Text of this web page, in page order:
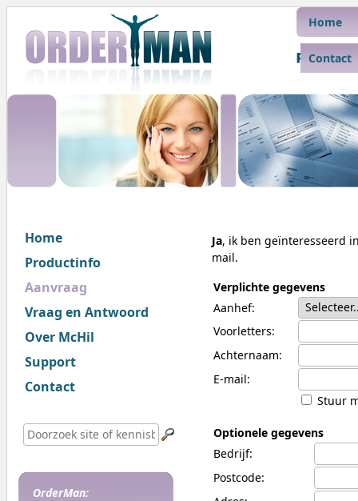
Home
Contact
Home
Productinfo
Aanvraag
Vraag en Antwoord
Over McHil
Support
Contact
OrderMan:
Ja, ik ben geïnteresseerd
mail.
Verplichte gegevens
Aanhef:
Voorletters:
Achternaam:
E-mail:
Stuur
Optionele gegevens
Bedrijf:
Postcode: